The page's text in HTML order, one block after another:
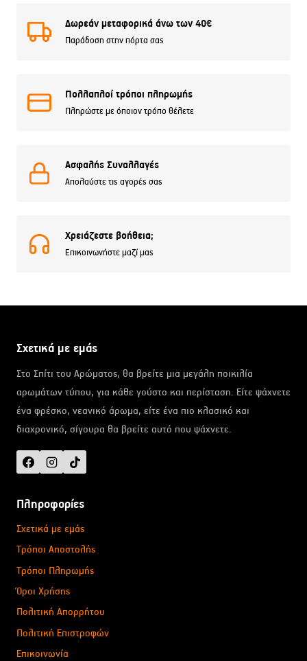
Δωρεάν μεταφορικά άνω των 40€
Παράδοση στην πόρτα σας
Πολλαπλοί τρόποι πληρωμής
Πληρώστε με όποιον τρόπο θέλετε
Ασφαλής Συναλλαγές
Απολαύστε τις αγορές σας
Χρειάζεστε βοήθεια;
Επικοινωνήστε μαζί μας
Σχετικά με εμάς
Στο Σπίτι του Αρώματος, θα βρείτε μια μεγάλη ποικιλία
αρωμάτων τύπου, για κάθε γούστο και περίσταση. Είτε ψάχνετε
ένα φρέσκο, νεανικό άρωμα, είτε ένα πιο κλασικό και
διαχρονικό, σίγουρα θα βρείτε αυτό που ψάχνετε.
Πληροφορίες
Σχετικά με εμάς
Τρόποι Αποστολής
Τρόποι Πληρωμής
Όροι Χρήσης
Πολιτική Απορρήτου
Πολιτική Επιστροφών
Επικοινωνία